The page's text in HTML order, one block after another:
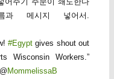
과 메시지 넣어서.
#Egypt gives shout out
Wisconsin Workers.”
MommelissaB